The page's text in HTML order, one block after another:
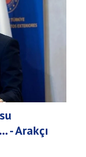
- Arakçı